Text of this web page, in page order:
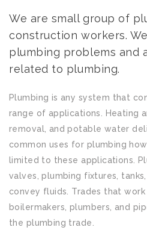
We are small group of
construction workers.
plumbing problems and
related to plumbing.
Plumbing is any system that
range of applications. Heating
removal, and potable water
common uses for plumbing
limited to these applications.
valves, plumbing fixtures,
convey fluids. Trades that
boilermakers, plumbers, and
the plumbing trade.